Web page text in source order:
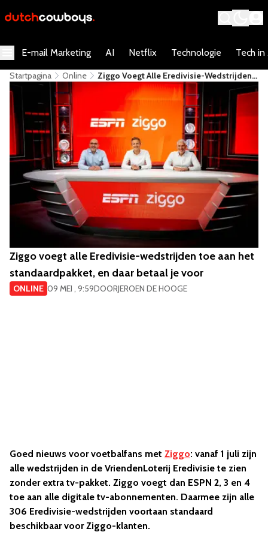
E-mail Marketing AI Netflix Technologie Tech in
Startpagina Online
Ziggo Voegt Alle Eredivisie-Wedstrijden
Toe Aan Het Standaardpakket, En Daar
Betaal Je Voor
Ziggo voegt alle Eredivisie-wedstrijden toe aan het
standaardpakket, en daar betaal je voor
ONLINE 09 MEI , 9:59DOORJEROEN DE HOOGE
Goed nieuws voor voetbalfans met Ziggo: vanaf 1 juli zijn
alle wedstrijden in de VriendenLoterij Eredivisie te zien
zonder extra tv-pakket. Ziggo voegt dan ESPN 2, 3 en 4
toe aan alle digitale tv-abonnementen. Daarmee zijn alle
306 Eredivisie-wedstrijden voortaan standaard
beschikbaar voor Ziggo-klanten.